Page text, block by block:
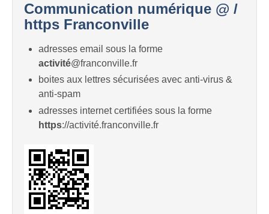
Communication numérique @ /
https Franconville
adresses email sous la forme
activité@franconville.fr
boites aux lettres sécurisées avec anti-virus &
anti-spam
adresses internet certifiées sous la forme
https://activité.franconville.fr